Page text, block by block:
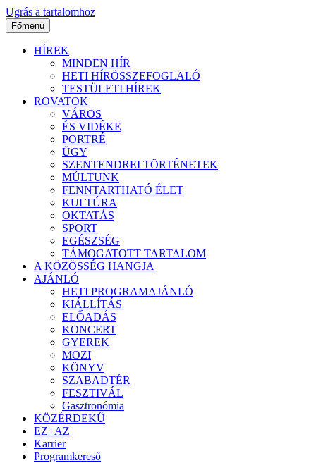
Ugrás a tartalomhoz
Főmenü
HÍREK
MINDEN HÍR
HETI HÍRÖSSZEFOGLALÓ
TESTÜLETI HÍREK
ROVATOK
VÁROS
ÉS VIDÉKE
PORTRÉ
ÜGY
SZENTENDREI TÖRTÉNETEK
MÚLTUNK
FENNTARTHATÓ ÉLET
KULTÚRA
OKTATÁS
SPORT
EGÉSZSÉG
TÁMOGATOTT TARTALOM
A KÖZÖSSÉG HANGJA
AJÁNLÓ
HETI PROGRAMAJÁNLÓ
KIÁLLÍTÁS
ELŐADÁS
KONCERT
GYEREK
MOZI
KÖNYV
SZABADTÉR
FESZTIVÁL
Gasztronómia
KÖZÉRDEKŰ
EZ+AZ
Karrier
Programkereső